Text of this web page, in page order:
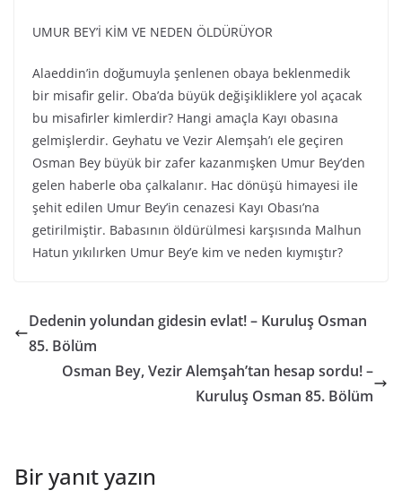
UMUR BEY’İ KİM VE NEDEN ÖLDÜRÜYOR
Alaeddin’in doğumuyla şenlenen obaya beklenmedik
bir misafir gelir. Oba’da büyük değişikliklere yol açacak
bu misafirler kimlerdir? Hangi amaçla Kayı obasına
gelmişlerdir. Geyhatu ve Vezir Alemşah’ı ele geçiren
Osman Bey büyük bir zafer kazanmışken Umur Bey’den
gelen haberle oba çalkalanır. Hac dönüşü himayesi ile
şehit edilen Umur Bey’in cenazesi Kayı Obası’na
getirilmiştir. Babasının öldürülmesi karşısında Malhun
Hatun yıkılırken Umur Bey’e kim ve neden kıymıştır?
Dedenin yolundan gidesin evlat! – Kuruluş Osman
85. Bölüm
Osman Bey, Vezir Alemşah’tan hesap sordu! –
Kuruluş Osman 85. Bölüm
Bir yanıt yazın